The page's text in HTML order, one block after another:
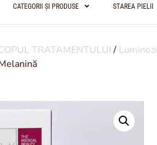
CATEGORII ȘI PRODUSE STAREA PIELII
TRATAMENTULUI/